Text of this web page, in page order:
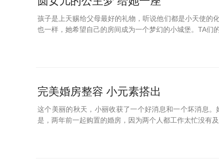
孩子是上天赐给父母最好的礼物，听说他们都是小天使的
也一样，她希望自己的房间成为一个梦幻的小城堡。TA们
完美婚房整容 小元素搭出
这个美丽的秋天，小丽收获了一个好消息和一个坏消息
是，两年前一起购置的婚房，因为两个人都工作太忙没有